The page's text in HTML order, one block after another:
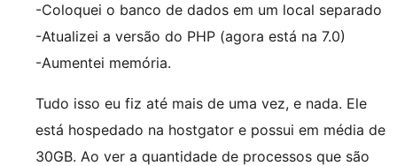
-Coloquei o banco de dados em um local separado
-Atualizei a versão do PHP (agora está na 7.0)
-Aumentei memória.
Tudo isso eu fiz até mais de uma vez, e nada. Ele
está hospedado na hostgator e possui em média de
30GB. Ao ver a quantidade de processos que são